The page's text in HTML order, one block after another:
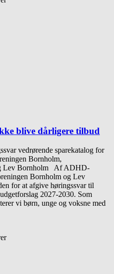
blive dårligere tilbud
vedrørende sparekatalog for
Bornholm,
Lev Bornholm Af ADHD-
Bornholm og Lev
for at afgive høringssvar til
2027-2030. Som
vi børn, unge og voksne med